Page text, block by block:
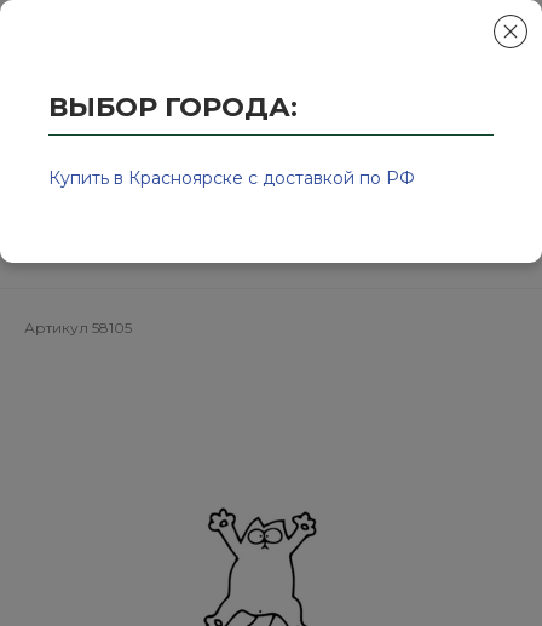
Колор-Авто - магазин лакокрасочной продукции и
SUNMIGNT Шлифовальный круг
Артикул 58105
ВЫБОР ГОРОДА:
Купить в Красноярске с доставкой по РФ